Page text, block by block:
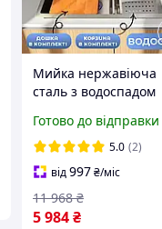
Мийка нержавіюча
сталь з водоспадом
кухонна мийка з
водоспадом 75x45 см
Готово до відправки
5.0 (2)
від997₴/міс
5 984₴
11 968 ₴